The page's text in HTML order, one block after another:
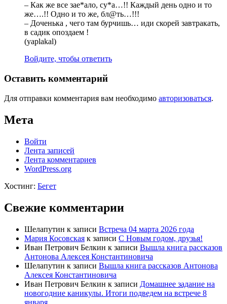
– Как же все зае*ало, су*а…!! Каждый день одно и то
же….!! Одно и то же, бл@ть…!!!
– Доченька , чего там бурчишь… иди скорей завтракать,
в садик опоздаем !
(yaplakal)
Войдите, чтобы ответить
Оставить комментарий
Для отправки комментария вам необходимо авторизоваться.
Мета
Войти
Лента записей
Лента комментариев
WordPress.org
Хостинг: Бегет
Свежие комментарии
Шелапутин к записи Встреча 04 марта 2026 года
Мария Косовская к записи С Новым годом, друзья!
Иван Петрович Белкин к записи Вышла книга рассказов
Антонова Алексея Константиновича
Шелапутин к записи Вышла книга рассказов Антонова
Алексея Константиновича
Иван Петрович Белкин к записи Домашнее задание на
новогодние каникулы. Итоги подведем на встрече 8
января